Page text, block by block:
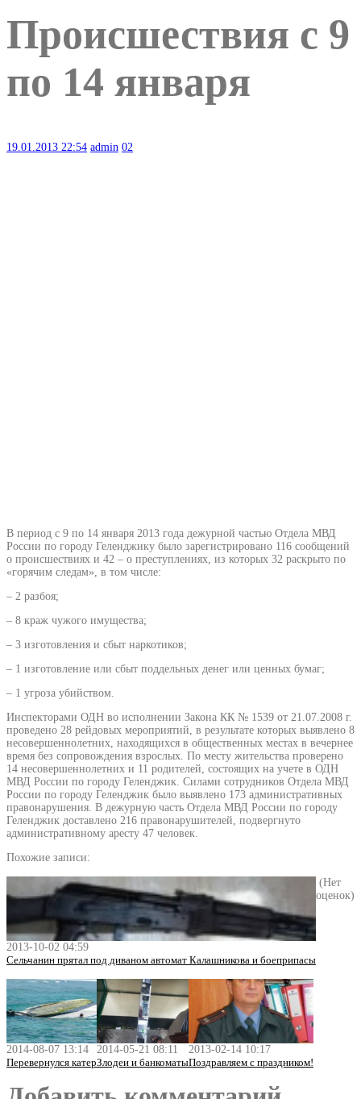
Происшествия с 9
по 14 января
19.01.2013 22:54 admin 02
В период с 9 по 14 января 2013 года дежурной частью Отдела МВД
России по городу Геленджику было зарегистрировано 116 сообщений
о происшествиях и 42 – о преступлениях, из которых 32 раскрыто по
«горячим следам», в том числе:
– 2 разбоя;
– 8 краж чужого имущества;
– 3 изготовления и сбыт наркотиков;
– 1 изготовление или сбыт поддельных денег или ценных бумаг;
– 1 угроза убийством.
Инспекторами ОДН во исполнении Закона КК № 1539 от 21.07.2008 г.
проведено 28 рейдовых мероприятий, в результате которых выявлено 8
несовершеннолетних, находящихся в общественных местах в вечернее
время без сопровождения взрослых. По месту жительства проверено
14 несовершеннолетних и 11 родителей, состоящих на учете в ОДН
МВД России по городу Геленджик. Силами сотрудников Отдела МВД
России по городу Геленджик было выявлено 173 административных
правонарушения. В дежурную часть Отдела МВД России по городу
Геленджик доставлено 216 правонарушителей, подвергнуто
административному аресту 47 человек.
Похожие записи:
2013-10-02 04:59
Сельчанин прятал под диваном автомат Калашникова и боеприпасы
2014-08-07 13:14
Перевернулся катер
2014-05-21 08:11
Злодеи и банкоматы
2013-02-14 10:17
Поздравляем с праздником!
(Нет
оценок)